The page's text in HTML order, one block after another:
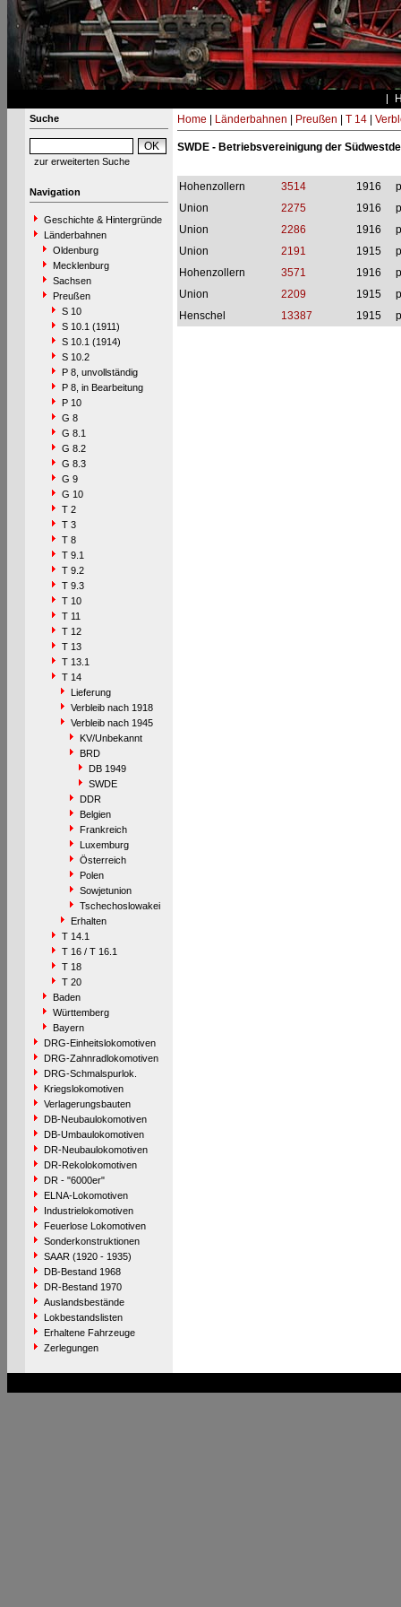
Suche
zur erweiterten Suche
Navigation
Geschichte & Hintergründe
Länderbahnen
Oldenburg
Mecklenburg
Sachsen
Preußen
S 10
S 10.1 (1911)
S 10.1 (1914)
S 10.2
P 8, unvollständig
P 8, in Bearbeitung
P 10
G 8
G 8.1
G 8.2
G 8.3
G 9
G 10
T 2
T 3
T 8
T 9.1
T 9.2
T 9.3
T 10
T 11
T 12
T 13
T 13.1
T 14
Lieferung
Verbleib nach 1918
Verbleib nach 1945
KV/Unbekannt
BRD
DB 1949
SWDE
DDR
Belgien
Frankreich
Luxemburg
Österreich
Polen
Sowjetunion
Tschechoslowakei
Erhalten
T 14.1
T 16 / T 16.1
T 18
T 20
Baden
Württemberg
Bayern
DRG-Einheitslokomotiven
DRG-Zahnradlokomotiven
DRG-Schmalspurlok.
Kriegslokomotiven
Verlagerungsbauten
DB-Neubaulokomotiven
DB-Umbaulokomotiven
DR-Neubaulokomotiven
DR-Rekolokomotiven
DR - "6000er"
ELNA-Lokomotiven
Industrielokomotiven
Feuerlose Lokomotiven
Sonderkonstruktionen
SAAR (1920 - 1935)
DB-Bestand 1968
DR-Bestand 1970
Auslandsbestände
Lokbestandslisten
Erhaltene Fahrzeuge
Zerlegungen
Home Länderbahnen Preußen T 14|
SWDE - Betriebsvereinigung der
Hohenzollern 3514 1916
Union
2275 1916
Union
2286 1916
Union
2191 1915
Hohenzollern
3571 1916
Union
2209 1915
Henschel
13387 1915